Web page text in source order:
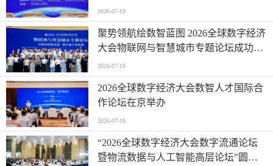
北京隆重举行
当你老了，信AI，还是信人？ | 智慧康
养论坛上，这个问题激辩了数个小时
数字赋能·智慧康养·银发经济新未来 |
2026全球数字经济大会—智慧康养产业
发展论坛在京举办
2026全球数字经济大会知识产权专题论